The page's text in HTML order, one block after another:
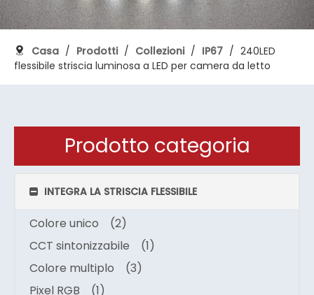
Blog
Contatto
Nederlands
Casa / Prodotti / Collezioni / IP67 / 240LED
flessibile striscia luminosa a LED per camera da letto
Prodotto categoria
INTEGRA LA STRISCIA FLESSIBILE
Colore unico
(2)
CCT sintonizzabile
(1)
Colore multiplo
(3)
Pixel RGB
(1)